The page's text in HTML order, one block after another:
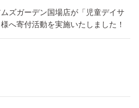
ムズガーデン国場店が「児童デイサ
へ寄付活動を実施いたしました！